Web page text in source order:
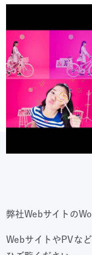
弊社Webサイトの
WebサイトやPVな